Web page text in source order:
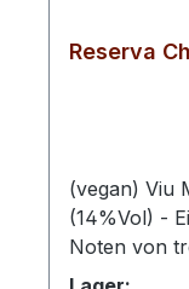
Reserva
(vegan) Viu
(14%Vol) -
Noten von
besonderen